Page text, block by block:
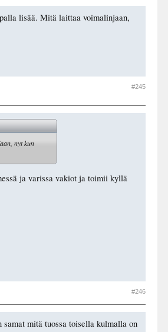
lisää. Mitä laittaa voimalinjaan,
#245
nyt kun
ja varissa vakiot ja toimii kyllä
#246
mitä tuossa toisella kulmalla on